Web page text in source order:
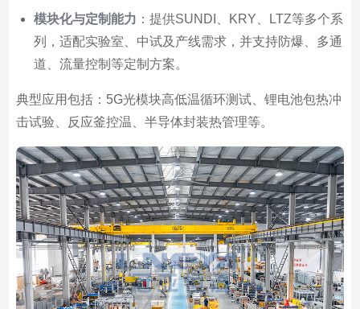
模块化与定制能力 ：提供SUNDI、KRY、LTZ等多个系
列，适配实验室、中试及产线需求，并支持防爆、多通
道、流量控制等定制方案。
典型应用包括：5G光模块高低温循环测试、锂电池包热冲
击试验、反应釜控温、半导体封装热管理等。